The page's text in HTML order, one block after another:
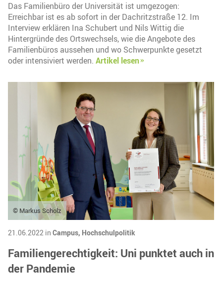
Das Familienbüro der Universität ist umgezogen:
Erreichbar ist es ab sofort in der Dachritzstraße 12. Im
Interview erklären Ina Schubert und Nils Wittig die
Hintergründe des Ortswechsels, wie die Angebote des
Familienbüros aussehen und wo Schwerpunkte gesetzt
oder intensiviert werden. Artikel lesen
© Markus Scholz
21.06.2022 in Campus, Hochschulpolitik
Familiengerechtigkeit: Uni punktet auch in
der Pandemie